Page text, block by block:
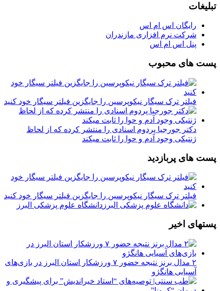
تبلیغات
رایگان اس ام اس
شرکت نرم افزاری مازندران
پنل اس ام اس
پست های محبوب
فیلتر ترک سیگار نیکوپرسین را جایگزین فیلتر سیگار خود کنید
دکتر جورجیا پردوم اسنادی را منتشر کرده که از لحاظ
ژنتیکی وجود آدم و حوا را ثابت میکند
پست های پربازدید
فیلتر ترک سیگار نیکوپرسین را جایگزین فیلتر سیگار خود کنید
دانشگاه علوم پزشکی البرز
پستهای اخیر
۲ مدال برنز نتیجه حضور ۷ ورزشکار استان البرز در بازی‌های
آسیایی هانگژو